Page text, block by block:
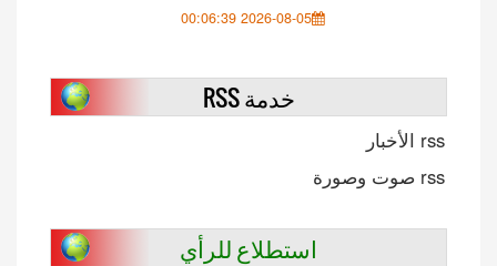
2026-08-05 00:06:39
خدمة RSS
rss الأخبار
rss صوت وصورة
استطلاع للرأي